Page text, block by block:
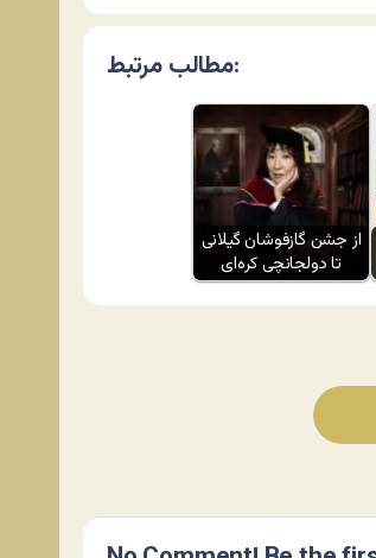
مطالب مرتبط:
از جشن گازفوشان گیلانی
تا دولجانچی کره‌ای